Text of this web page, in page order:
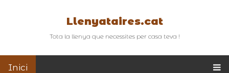
Llenyataires.cat
Tota la llenya que necessites per casa teva !
Inici